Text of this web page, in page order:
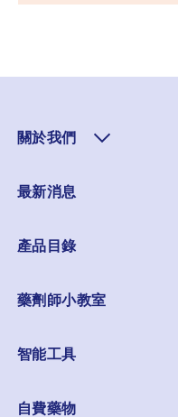
關於我們
最新消息
產品目錄
藥劑師小教室
智能工具
自費藥物